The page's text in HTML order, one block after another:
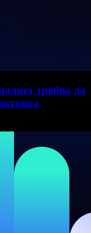
трябва да